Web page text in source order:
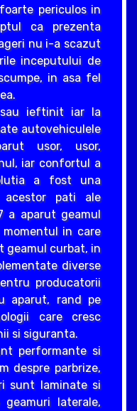
periculos in
ca prezenta
nu i-a scazut
inceputului de
in asa fel
sau ieftinit iar la
autovehiculele
usor, usor,
iar confortul a
a fost una
acestor pati ale
a aparut geamul
in care
geamul curbat, in
diverse
producatorii
aparut, rand pe
care cresc
si siguranta.
performante si
despre parbrize,
sunt laminate si
laterale,